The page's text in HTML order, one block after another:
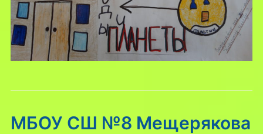
МБОУ СШ №8 Мещерякова